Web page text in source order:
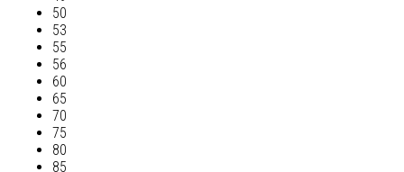
50
53
55
56
60
65
70
75
80
85